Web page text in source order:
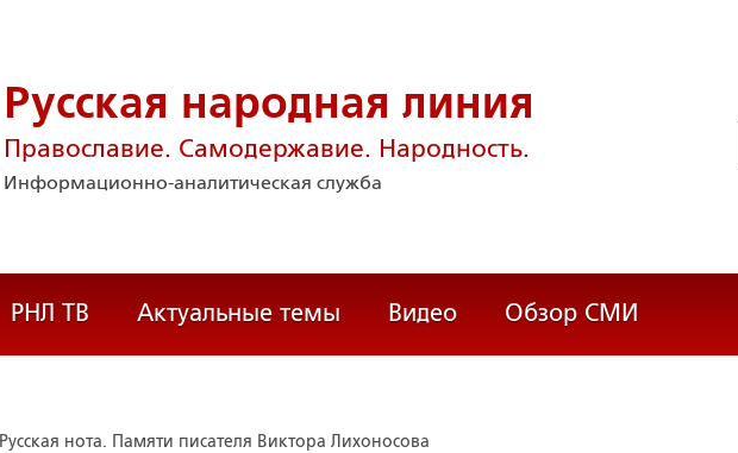
Русская народная линия
Православие. Самодержавие. Народность.
Информационно-аналитическая служба
РНЛ ТВ Актуальные темы Видео Обзор СМИ
Русская нота. Памяти писателя Виктора Лихоносова